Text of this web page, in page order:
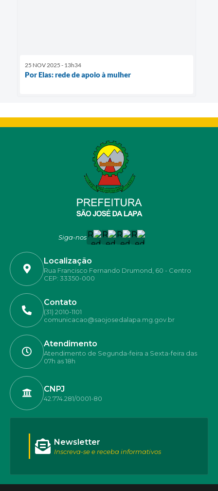
25 NOV 2025 - 13h34
Por Elas: rede de apoio à mulher
Siga-nos
Localização
Rua Francisco Fernando Drumond, 60 - Centro
CEP: 33350-000
Contato
(31) 2010-1101
comunicacao@saojosedalapa.mg.gov.br
Atendimento
Atendimento de Segunda-feira a Sexta-feira das
07h as 18h
CNPJ
42.774.281/0001-80
Newsletter
Inscreva-se e receba informativos